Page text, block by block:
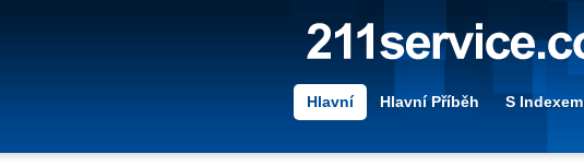
Hlavní Hlavní Příběh S Indexem